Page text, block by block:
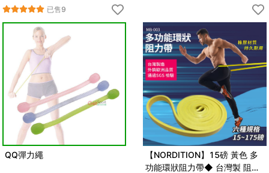
已售9
QQ彈力繩
【NORDITION】15磅 黃色 多
功能環狀阻力帶◆ 台灣製 阻力